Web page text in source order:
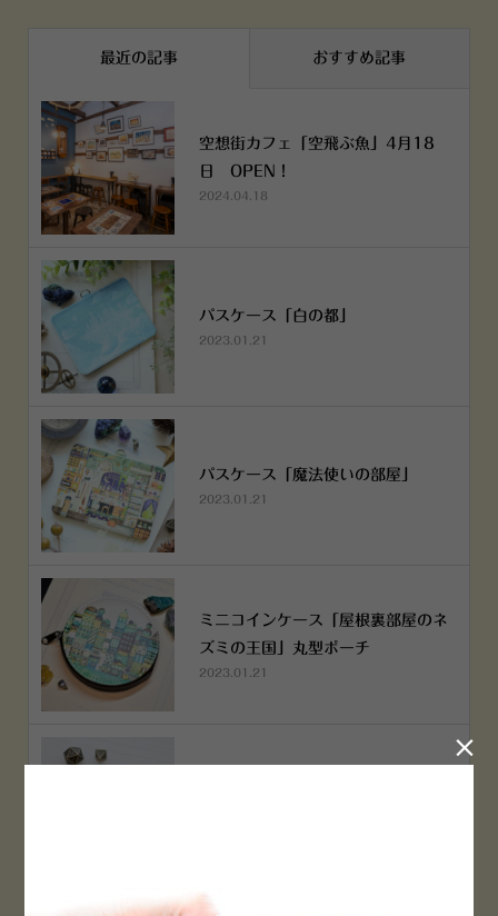
最近の記事 おすすめ記事
空想街カフェ「空飛ぶ魚」4月18
日 OPEN！
2024.04.18
パスケース「白の都」
2023.01.21
パスケース「魔法使いの部屋」
2023.01.21
ミニコインケース「屋根裏部屋のネ
ズミの王国」丸型ポーチ
2023.01.21
